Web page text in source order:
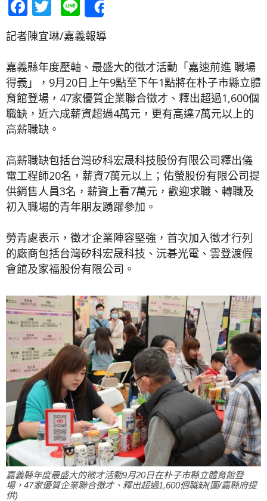
Facebook
Twitter
Line
記者陳宜琳/嘉義報導
嘉義縣年度壓軸、最盛大的徵才活動「嘉速前進 職場
得義」，9月20日上午9點至下午1點將在朴子市縣立體
育館登場，47家優質企業聯合徵才、釋出超過1,600個
職缺，近六成薪資超過4萬元，更有高達7萬元以上的
高薪職缺。
高薪職缺包括台灣矽科宏晟科技股份有限公司釋出儀
電工程師20名，薪資7萬元以上；佑螢股份有限公司提
供銷售人員3名，薪資上看7萬元，歡迎求職、轉職及
初入職場的青年朋友踴躍參加。
勞青處表示，徵才企業陣容堅強，首次加入徵才行列
的廠商包括台灣矽科宏晟科技、沅碁光電、雲登渡假
會館及家福股份有限公司。
嘉義縣年度最盛大的徵才活動9月20日在朴子市縣立體育館登
場，47家優質企業聯合徵才、釋出超過1,600個職缺(圖/嘉縣府提
供)